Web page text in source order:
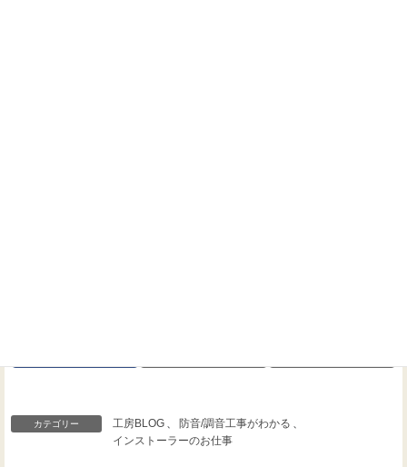
カテゴリー 工房BLOG 、 防音/調音工事がわかる 、
インストーラーのお仕事